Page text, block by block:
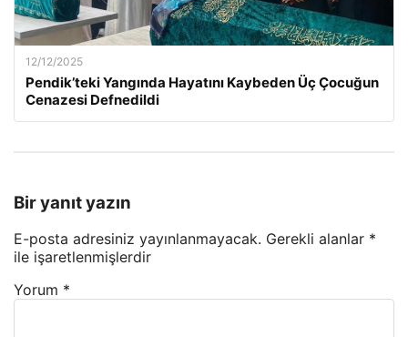
12/12/2025
Pendik’teki Yangında Hayatını Kaybeden Üç Çocuğun
Cenazesi Defnedildi
Bir yanıt yazın
E-posta adresiniz yayınlanmayacak. Gerekli alanlar *
ile işaretlenmişlerdir
Yorum *